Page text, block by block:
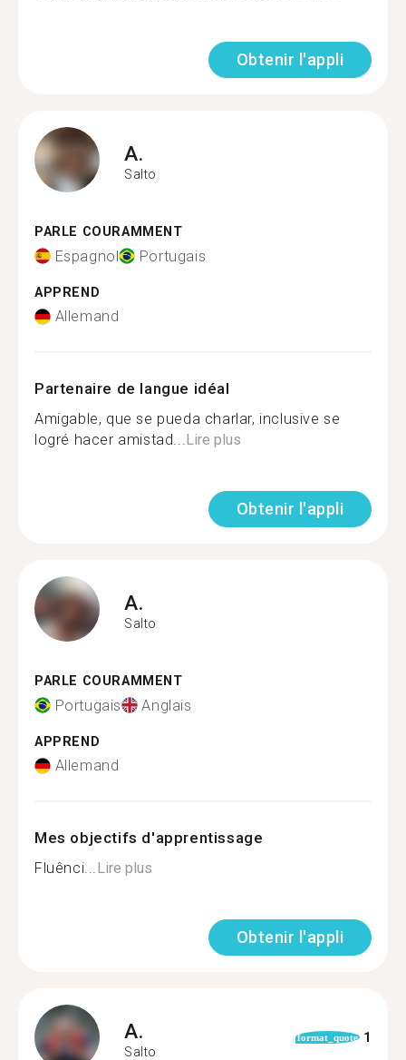
Obtenir l'appli
A.
Salto
PARLE COURAMMENT
Espagnol Portugais
APPREND
Allemand
Partenaire de langue idéal
Amigable, que se pueda charlar, inclusive se
logré hacer amistad...Lire plus
Obtenir l'appli
A.
Salto
PARLE COURAMMENT
Portugais Anglais
APPREND
Allemand
Mes objectifs d'apprentissage
Fluênci...Lire plus
Obtenir l'appli
A.
Salto
format_quote 1